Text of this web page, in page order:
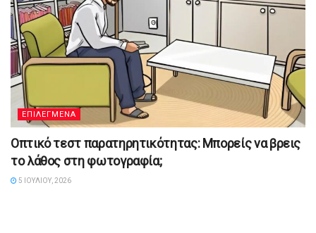
ΕΠΙΛΕΓΜΕΝΑ
Οπτικό τεστ παρατηρητικότητας: Μπορείς να βρεις
το λάθος στη φωτογραφία;
5 ΙΟΥΛΊΟΥ, 2026